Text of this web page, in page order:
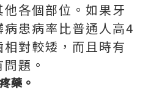
各個部位。如果牙
患病率比普通人高4
對較矮，而且時有
題。
藥。